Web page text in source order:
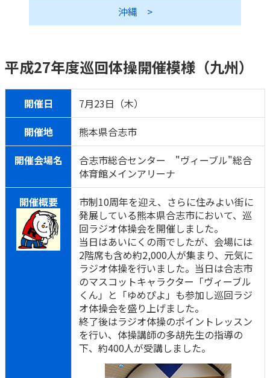
ご契約内容の確認
お客さまに関する情報等の確認の取り組み
各種サービス・お知らせ
かんぽプラチナライフサービス
ご契約のしおり・約款（Web約款）
保険用語集
お問い合わせ
保険の探し方のポイント
ご契約手続きの流れ
保険料のお払込方法
保険用語集
お問い合わせ
健康情報
かんぽアプリ～かんぽの健康と安心を手のひらに～
すこやか健康ラボ
ラジオ体操・みんなの体操
ラジオ体操ポータルサイト
株主・投資家のみなさまへ
日本郵政グループとしての取り組み
CM・オウンドメディア／ソーシャルメディア
かんぽブランド
かんぽ生命のサステナビリティ
お客さまの声／お客さまサービス向上の取組み
かんぽジャンクション
沖縄 >
平成27年度巡回体操開催模様（九州）
開催日
7月23日（木）
開催地
熊本県合志市
開催会場名
合志市総合センター "ヴィーブル"総合
体育館メインアリーナ
開催概要
市制10周年を迎え、さらに住みよい街に
発展している熊本県合志市において、巡
回ラジオ体操会を開催しました。
当日はあいにくの雨でしたが、会場には
2階席も含め約2,000人が集まり、元気に
ラジオ体操を行いました。当日は合志市
のマスコットキャラクター「ヴィーブル
くん」と「ゆめぴよ」も参加し巡回ラジ
オ体操会を盛り上げました。
終了後はラジオ体操のポイントレッスン
を行い、体操講師の多胡先生の指導の
下、約400人が受講しました。